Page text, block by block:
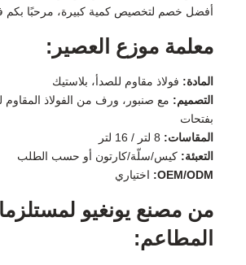
أفضل خصم لتخصيص كمية كبيرة، مرحبًا بكم في
معلمة موزع العصير:
المادة: فولاذ مقاوم للصدأ، بلاستيك
التصميم: مع صنبور، ورف من الفولاذ
بفتحات
المقاسات:
التعبئة: كيس/سلّة/كارتون أو حسب الطلب
OEM/ODM:
اختياري
من مصنع يونغيو
المطاعم: